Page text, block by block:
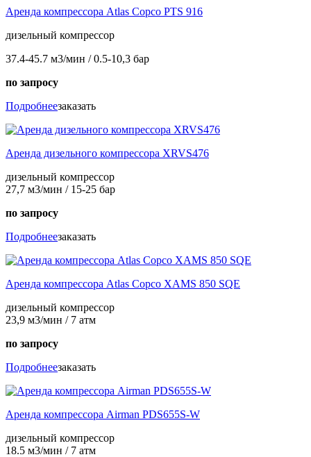
Аренда компрессора Atlas Copco PTS 916
дизельный компрессор
37.4-45.7 м3/мин / 0.5-10,3 бар
по запросу
Подробнеезаказать
Аренда дизельного компрессора XRVS476
дизельный компрессор
27,7 м3/мин / 15-25 бар
по запросу
Подробнеезаказать
Аренда компрессора Atlas Copco XAMS 850 SQE
дизельный компрессор
23,9 м3/мин / 7 атм
по запросу
Подробнеезаказать
Аренда компрессора Airman PDS655S-W
дизельный компрессор
18.5 м3/мин / 7 атм